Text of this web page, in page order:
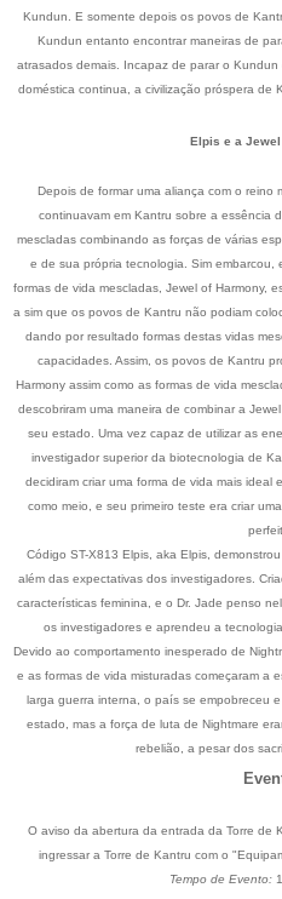
Kundun. E somente depois os povos de
Kundun entanto encontrar maneiras de
atrasados demais. Incapaz de parar o
doméstica continua, a civilização próspera de
Elpis e a
Depois de formar uma aliança com o reino
continuavam em Kantru sobre a essência
mescladas combinando as forças de várias
e de sua própria tecnologia. Sim embarcou,
formas de vida mescladas, Jewel of Harmony,
a sim que os povos de Kantru não podiam
dando por resultado formas destas vidas
capacidades. Assim, os povos de Kantru
Harmony assim como as formas de vida
descobriram uma maneira de combinar a
seu estado. Uma vez capaz de utilizar as
investigador superior da biotecnologia de
decidiram criar uma forma de vida mais ideal
como meio, e seu primeiro teste era criar
Código ST-X813 Elpis, aka Elpis,
além das expectativas dos investigadores.
características feminina, e o Dr. Jade penso
os investigadores e aprendeu a
Devido ao comportamento inesperado de
e as formas de vida misturadas começaram a
larga guerra interna, o país se empobreceu
estado, mas a força de luta de Nightmare
rebelião, a pesar dos
O aviso da abertura da entrada da Torre de
ingressar a Torre de Kantru com o
Tempo de Evento: